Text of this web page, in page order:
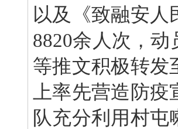
以及《致融安
8820余人次，
等推文积极转发
上率先营造防
队充分利用村